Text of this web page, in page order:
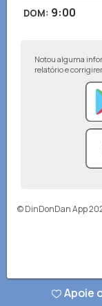
DOM: 9:00
Notou alguma
relatório e
© DinDonDan App
Apoie